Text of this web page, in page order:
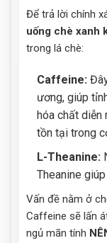
Để trả lời chính
uống chè xanh
trong lá chè:
Caffeine:
ương, giúp
hóa chất diễn
tồn tại trong
L-Theanine:
Theanine
Vấn đề nằm ở
Caffeine sẽ lấn
ngủ mãn tính